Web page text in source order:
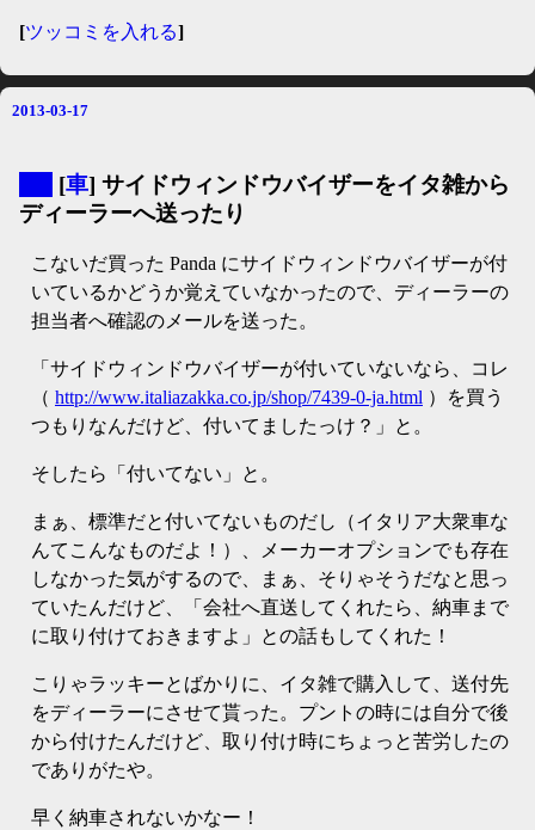
[ツッコミを入れる]
2013-03-17
[車] サイドウィンドウバイザーをイタ雑から
ディーラーへ送ったり
こないだ買った Panda にサイドウィンドウバイザーが付
いているかどうか覚えていなかったので、ディーラーの
担当者へ確認のメールを送った。
「サイドウィンドウバイザーが付いていないなら、コレ
（ http://www.italiazakka.co.jp/shop/7439-0-ja.html ）を買う
つもりなんだけど、付いてましたっけ？」と。
そしたら「付いてない」と。
まぁ、標準だと付いてないものだし（イタリア大衆車な
んてこんなものだよ！）、メーカーオプションでも存在
しなかった気がするので、まぁ、そりゃそうだなと思っ
ていたんだけど、「会社へ直送してくれたら、納車まで
に取り付けておきますよ」との話もしてくれた！
こりゃラッキーとばかりに、イタ雑で購入して、送付先
をディーラーにさせて貰った。プントの時には自分で後
から付けたんだけど、取り付け時にちょっと苦労したの
でありがたや。
早く納車されないかなー！